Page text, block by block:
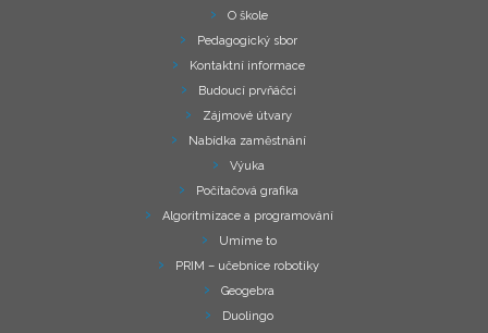
O škole
Pedagogický sbor
Kontaktní informace
Budoucí prvňáčci
Zájmové útvary
Nabídka zaměstnání
Výuka
Počítačová grafika
Algoritmizace a programování
Umíme to
PRIM – učebnice robotiky
Geogebra
Duolingo